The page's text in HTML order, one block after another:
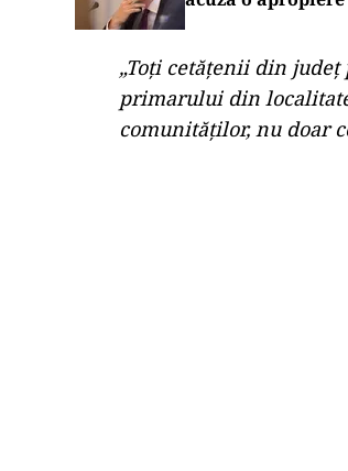
„Toți cetățenii din
primarului din
comunităților, nu doar